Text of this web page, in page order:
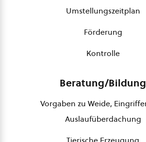
Umstellungszeitplan
Förderung
Kontrolle
Beratung/Bildung
Vorgaben zu Weide,
Auslaufüberdachung